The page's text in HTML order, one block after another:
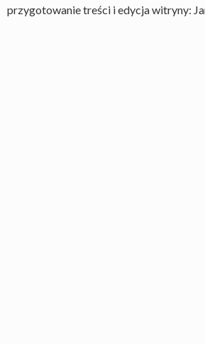
przygotowanie treści i edycja witryny: